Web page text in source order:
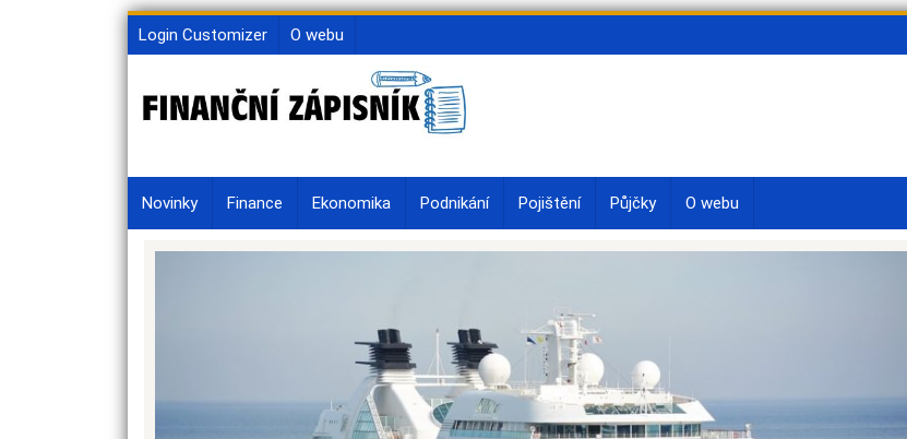
Skip
to
Login Customizer O webu
Novinky Finance Ekonomika Podnikání Pojištění Půjčky O webu